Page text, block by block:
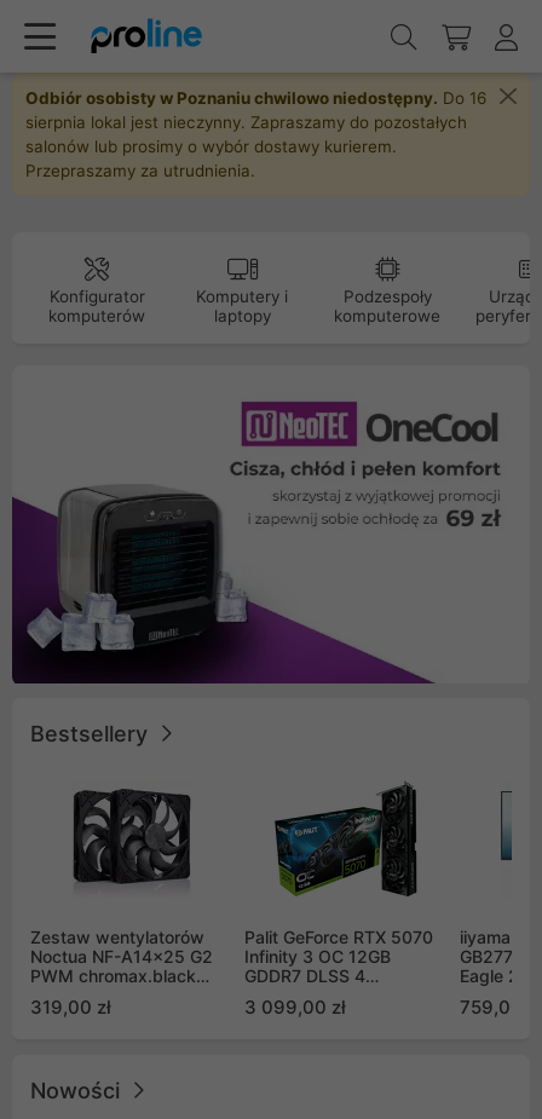
Odbiór osobisty w Poznaniu chwilowo niedostępny. Do 16
sierpnia lokal jest nieczynny. Zapraszamy do pozostałych
salonów lub prosimy o wybór dostawy kurierem.
Przepraszamy za utrudnienia.
Konfigurator
komputerów
Komputery i
laptopy
Podzespoły
komputerowe
Bestsellery
Zestaw wentylatorów
Noctua NF-A14x25 G2
PWM chromax.black
Push Pull (2szt)
319,00 zł
Palit GeForce RTX 5070
Infinity 3 OC 12GB
GDDR7 DLSS 4
GB2050S)
3 099,00 zł
iiyama G-
Eagle 27"
759,00 zł
Nowości